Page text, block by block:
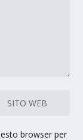
browser per